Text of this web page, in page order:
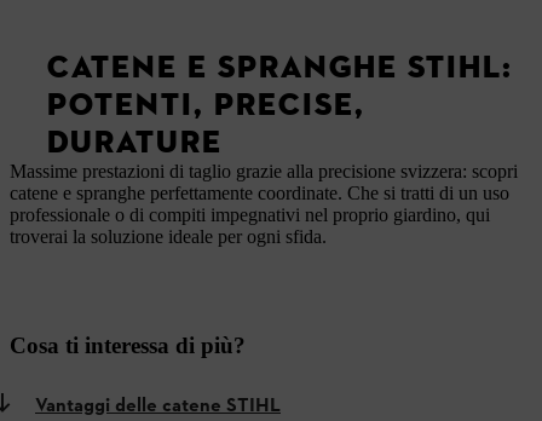
CATENE E SPRANGHE STIHL:
POTENTI, PRECISE,
DURATURE
Massime prestazioni di taglio grazie alla precisione svizzera: scopri
catene e spranghe perfettamente coordinate. Che si tratti di un uso
professionale o di compiti impegnativi nel proprio giardino, qui
troverai la soluzione ideale per ogni sfida.
Cosa ti interessa di più?
Vantaggi delle catene STIHL